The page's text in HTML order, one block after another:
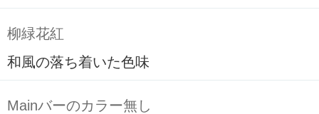
柳緑花紅
和風の落ち着いた色味
Mainバーのカラー無し